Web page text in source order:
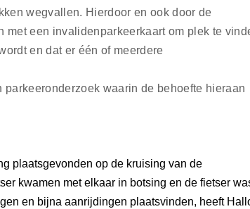
wegvallen. Hierdoor en ook door de
een invalidenparkeerkaart om plek te
en dat er één of meerdere
waarin de behoefte hieraan
plaatsgevonden op de kruising van de
kwamen met elkaar in botsing en de fietser
en bijna aanrijdingen plaatsvinden, heeft